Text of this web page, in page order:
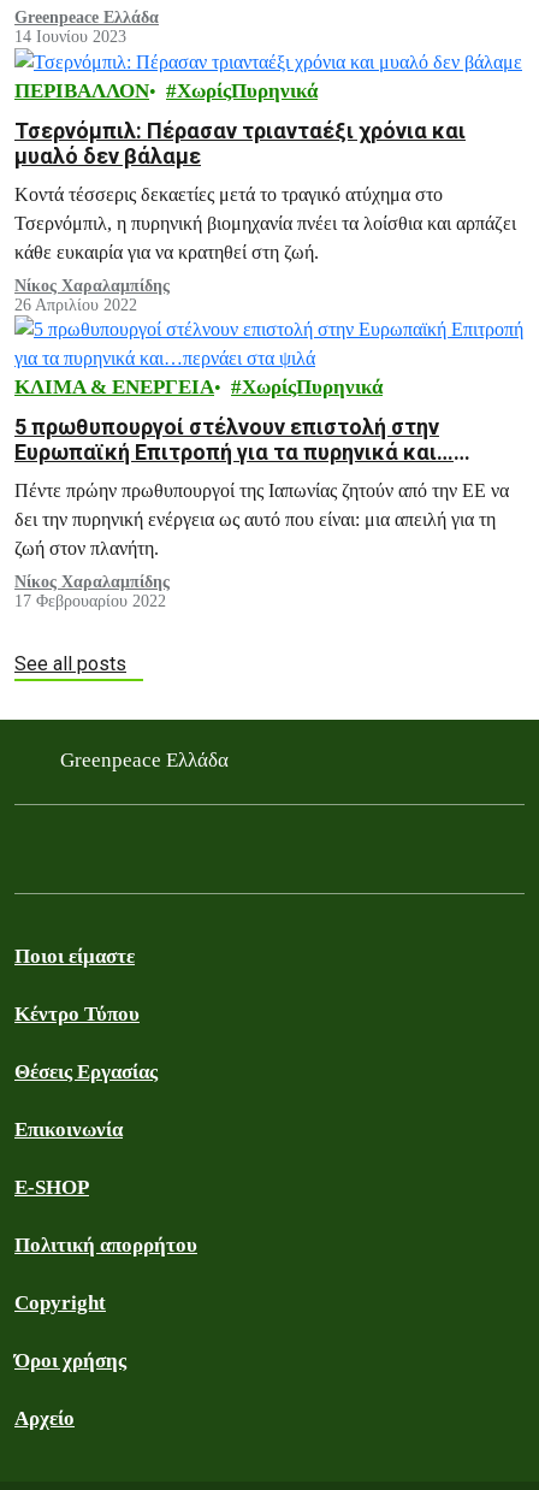
πυρηνικό σταθμό Ζαπορίζια.
Greenpeace Ελλάδα
14 Ιουνίου 2023
ΠΕΡΙΒΑΛΛΟΝ ΧωρίςΠυρηνικά
Τσερνόμπιλ: Πέρασαν τριανταέξι χρόνια και
μυαλό δεν βάλαμε
Κοντά τέσσερις δεκαετίες μετά το τραγικό ατύχημα στο
Τσερνόμπιλ, η πυρηνική βιομηχανία πνέει τα λοίσθια και αρπάζει
κάθε ευκαιρία για να κρατηθεί στη ζωή.
Νίκος Χαραλαμπίδης
26 Απριλίου 2022
ΚΛΙΜΑ & ΕΝΕΡΓΕΙΑ ΧωρίςΠυρηνικά
5 πρωθυπουργοί στέλνουν επιστολή στην
Ευρωπαϊκή Επιτροπή για τα πυρηνικά και…
περνάει στα ψιλά
Πέντε πρώην πρωθυπουργοί της Ιαπωνίας ζητούν από την ΕΕ να
δει την πυρηνική ενέργεια ως αυτό που είναι: μια απειλή για τη
ζωή στον πλανήτη.
Νίκος Χαραλαμπίδης
17 Φεβρουαρίου 2022
See all posts
Greenpeace Ελλάδα
Ποιοι είμαστε
Κέντρο Τύπου
Θέσεις Εργασίας
Επικοινωνία
E-SHOP
Πολιτική απορρήτου
Copyright
Όροι χρήσης
Αρχείο